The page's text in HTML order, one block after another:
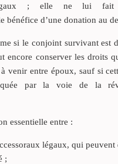
légaux ; elle ne lui fait
bénéfice d’une donation au
si le conjoint survivant est
encore conserver les droits
venir entre époux, sauf si
par la voie de la
essentielle entre :
légaux, qui peuvent
;